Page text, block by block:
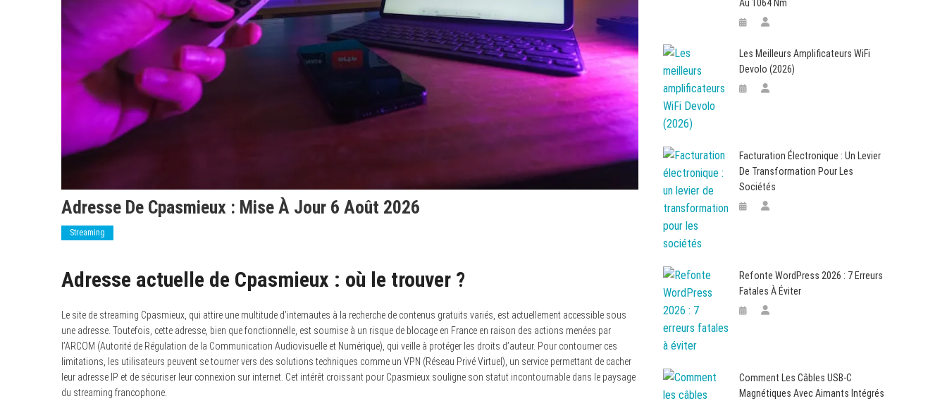
Adresse De Cpasmieux : Mise À Jour 6 Août 2026
Streaming
Adresse actuelle de Cpasmieux : où le trouver ?
Le site de streaming Cpasmieux, qui attire une multitude d’internautes à la recherche de contenus gratuits variés, est actuellement accessible sous
une adresse. Toutefois, cette adresse, bien que fonctionnelle, est soumise à un risque de blocage en France en raison des actions menées par
l’ARCOM (Autorité de Régulation de la Communication Audiovisuelle et Numérique), qui veille à protéger les droits d’auteur. Pour contourner ces
limitations, les utilisateurs peuvent se tourner vers des solutions techniques comme un VPN (Réseau Privé Virtuel), un service permettant de cacher
leur adresse IP et de sécuriser leur connexion sur internet. Cet intérêt croissant pour Cpasmieux souligne son statut incontournable dans le paysage
du streaming francophone.
Au 1064 Nm
Les Meilleurs Amplificateurs WiFi
Devolo (2026)
Facturation Électronique : Un Levier
De Transformation Pour Les
Sociétés
Refonte WordPress 2026 : 7 Erreurs
Fatales À Éviter
Comment Les Câbles USB-C
Magnétiques Avec Aimants Intégrés